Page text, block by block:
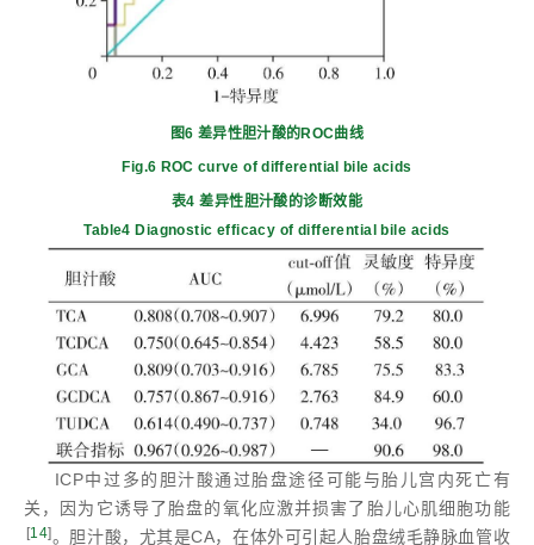
图6 差异性胆汁酸的ROC曲线
Fig.6 ROC curve of differential bile acids
表4 差异性胆汁酸的诊断效能
Table4 Diagnostic efficacy of differential bile acids
ICP中过多的胆汁酸通过胎盘途径可能与胎儿宫内死亡有
关，因为它诱导了胎盘的氧化应激并损害了胎儿心肌细胞功能
[14]。胆汁酸，尤其是CA，在体外可引起人胎盘绒毛静脉血管收